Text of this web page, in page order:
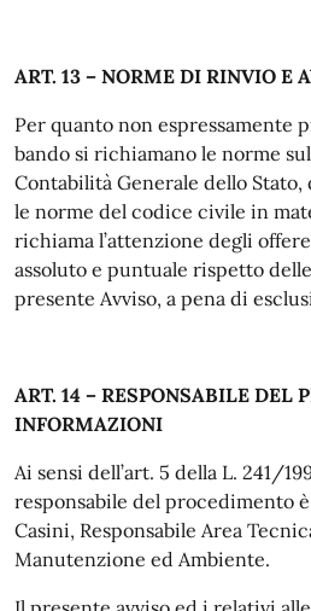
ART. 13 – NORME DI RINVIO E
Per quanto non espressamente
bando si richiamano le norme
Contabilità Generale dello Stato,
le norme del codice civile in
richiama l’attenzione degli
assoluto e puntuale rispetto
presente Avviso, a pena di
ART. 14 – RESPONSABILE DEL
INFORMAZIONI
Ai sensi dell’art. 5 della L. 241/
responsabile del procedimento
Casini, Responsabile Area
Manutenzione ed Ambiente.